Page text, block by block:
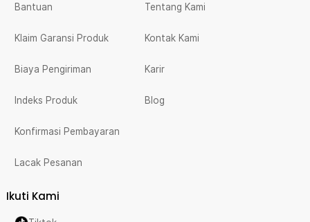
Bantuan
Klaim Garansi Produk
Biaya Pengiriman
Indeks Produk
Konfirmasi Pembayaran
Lacak Pesanan
Tentang Kami
Kontak Kami
Karir
Blog
Ikuti Kami